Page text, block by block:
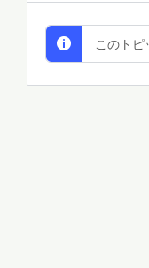
このトピ